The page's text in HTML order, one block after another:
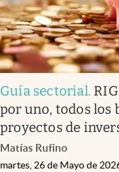
Guía sectorial.
por uno, todos los
proyectos de
Matías Rufino
martes, 26 de Mayo de